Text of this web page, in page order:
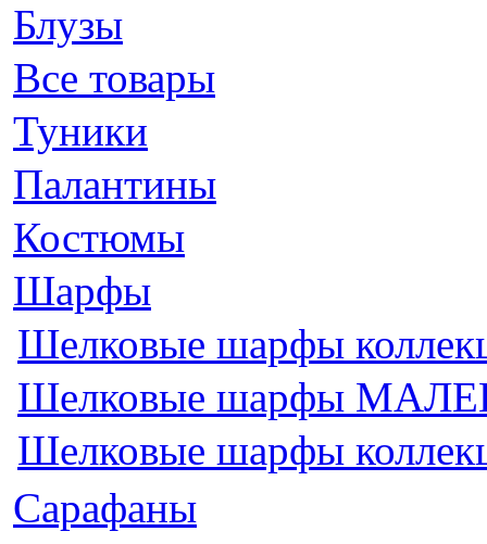
Блузы
Все товары
Туники
Палантины
Костюмы
Шарфы
Шелковые шарфы
Шелковые шарфы
Шелковые шарфы
Сарафаны